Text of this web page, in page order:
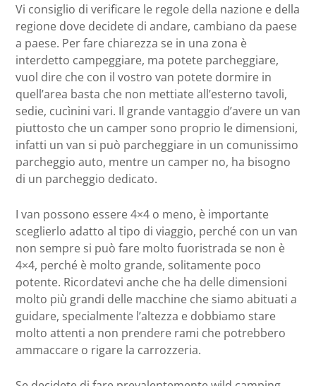
Vi consiglio di verificare le regole della nazione e della
regione dove decidete di andare, cambiano da paese
a paese. Per fare chiarezza se in una zona è
interdetto campeggiare, ma potete parcheggiare,
vuol dire che con il vostro van potete dormire in
quell’area basta che non mettiate all’esterno tavoli,
sedie, cucìnini vari. Il grande vantaggio d’avere un van
piuttosto che un camper sono proprio le dimensioni,
infatti un van si può parcheggiare in un comunissimo
parcheggio auto, mentre un camper no, ha bisogno
di un parcheggio dedicato.
I van possono essere 4×4 o meno, è importante
sceglierlo adatto al tipo di viaggio, perché con un van
non sempre si può fare molto fuoristrada se non è
4×4, perché è molto grande, solitamente poco
potente. Ricordatevi anche che ha delle dimensioni
molto più grandi delle macchine che siamo abituati a
guidare, specialmente l’altezza e dobbiamo stare
molto attenti a non prendere rami che potrebbero
ammaccare o rigare la carrozzeria.